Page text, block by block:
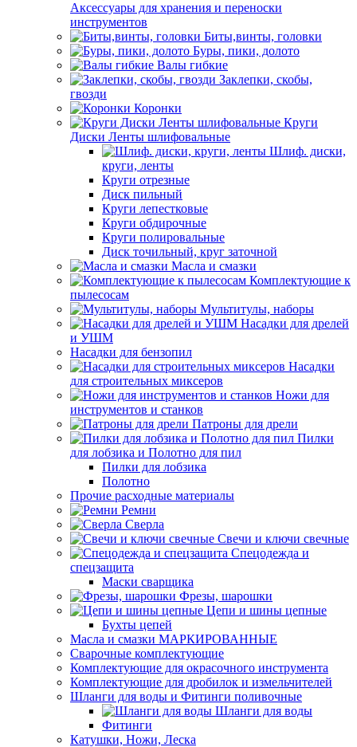
Аксессуары для хранения и переноски
инструментов
Биты,винты, головки
Буры, пики, долото
Валы гибкие
Заклепки, скобы,
гвозди
Коронки
Круги
Диски Ленты шлифовальные
Шлиф. диски,
круги, ленты
Круги отрезные
Диск пильный
Круги лепестковые
Круги обдирочные
Круги полировальные
Диск точильный, круг заточной
Масла и смазки
Комплектующие к
пылесосам
Мультитулы, наборы
Насадки для дрелей
и УШМ
Насадки для бензопил
Насадки
для строительных миксеров
Ножи для
инструментов и станков
Патроны для дрели
Пилки
для лобзика и Полотно для пил
Пилки для лобзика
Полотно
Прочие расходные материалы
Ремни
Сверла
Свечи и ключи свечные
Спецодежда и
спецзащита
Маски сварщика
Фрезы, шарошки
Цепи и шины цепные
Бухты цепей
Масла и смазки МАРКИРОВАННЫЕ
Сварочные комплектующие
Комплектующие для окрасочного инструмента
Комплектующие для дробилок и измельчителей
Шланги для воды и Фитинги поливочные
Шланги для воды
Фитинги
Катушки, Ножи, Леска